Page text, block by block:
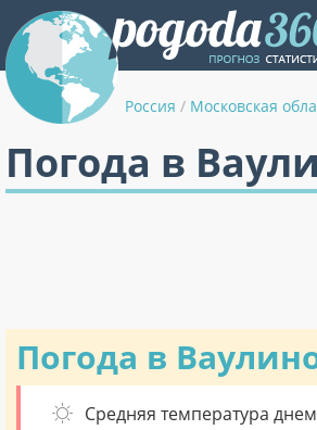
Россия / Московская
Погода в
Погода в
Средняя температура